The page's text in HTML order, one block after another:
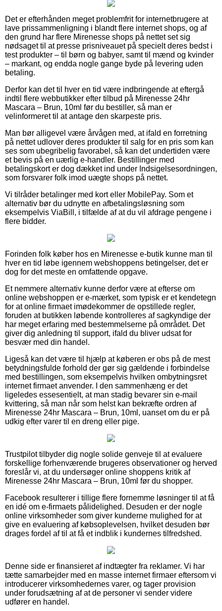
Det er efterhånden meget problemfrit for internetbrugere at
lave prissammenligning i blandt flere internet shops, og af
den grund har flere Mirenesse shops på nettet set sig
nødsaget til at presse prisniveauet på specielt deres bedst i
test produkter – til børn og babyer, samt til mænd og kvinder
– markant, og endda nogle gange byde på levering uden
betaling.
Derfor kan det til hver en tid være indbringende at eftergå
indtil flere webbutikker efter tilbud på Mirenesse 24hr
Mascara – Brun, 10ml før du bestiller, så man er
velinformeret til at antage den skarpeste pris.
Man bør alligevel være årvågen med, at ifald en forretning
på nettet udlover deres produkter til salg for en pris som kan
ses som ubegribelig favorabel, så kan det undertiden være
et bevis på en uærlig e-handler. Bestillinger med
betalingskort er dog dækket ind under Indsigelsesordningen,
som forsvarer folk imod uægte shops på nettet.
Vi tilråder betalinger med kort eller MobilePay. Som et
alternativ bør du udnytte en afbetalingsløsning som
eksempelvis ViaBill, i tilfælde af at du vil afdrage pengene i
flere bidder.
Forinden folk køber hos en Mirenesse e-butik kunne man til
hver en tid løbe igennem webshoppens betingelser, det er
dog for det meste en omfattende opgave.
Et nemmere alternativ kunne derfor være at efterse om
online webshoppen er e-mærket, som typisk er et kendetegn
for at online firmaet imødekommer de opstillede regler,
foruden at butikken løbende kontrolleres af sagkyndige der
har meget erfaring med bestemmelserne på området. Det
giver dig anledning til support, ifald du bliver udsat for
besvær med din handel.
Ligeså kan det være til hjælp at køberen er obs på de mest
betydningsfulde forhold der gør sig gældende i forbindelse
med bestillingen, som eksempelvis hvilken ombytningsret
internet firmaet anvender. I den sammenhæng er det
ligeledes essesentielt, at man stadig bevarer sin e-mail
kvittering, så man når som helst kan bekræfte ordren af
Mirenesse 24hr Mascara – Brun, 10ml, uanset om du er på
udkig efter varer til en dreng eller pige.
Trustpilot tilbyder dig nogle solide genveje til at evaluere
forskellige forhenværende brugeres observationer og herved
foreslår vi, at du undersøger online shoppens kritik af
Mirenesse 24hr Mascara – Brun, 10ml før du shopper.
Facebook resulterer i tillige flere fornemme løsninger til at få
en idé om e-firmaets pålidelighed. Desuden er der nogle
online virksomheder som giver kunderne mulighed for at
give en evaluering af købsoplevelsen, hvilket desuden bør
drages fordel af til at få et indblik i kundernes tilfredshed.
Denne side er finansieret af indtægter fra reklamer. Vi har
tætte samarbejder med en masse internet firmaer eftersom vi
introducerer virksomhedernes varer, og tager provision
under forudsætning af at de personer vi sender videre
udfører en handel.